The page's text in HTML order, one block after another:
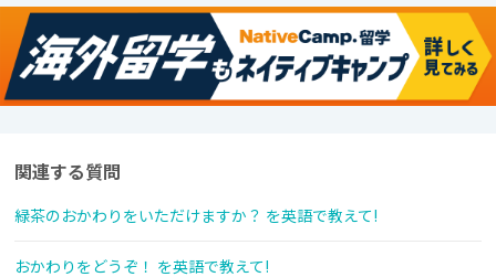
関連する質問
緑茶のおかわりをいただけますか？ を英語で教えて!
おかわりをどうぞ！ を英語で教えて!